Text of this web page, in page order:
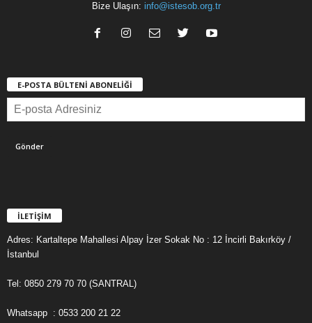
Bize Ulaşın: info@istesob.org.tr
E-POSTA BÜLTENİ ABONELİĞİ
İLETİŞİM
Adres: Kartaltepe Mahallesi Alpay İzer Sokak No : 12 İncirli Bakırköy /
İstanbul
Tel: 0850 279 70 70 (SANTRAL)
Whatsapp : 0533 200 21 22